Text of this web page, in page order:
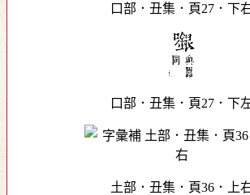
口部．丑集．頁27．下
口部．丑集．頁27．下
土部．丑集．頁36．上